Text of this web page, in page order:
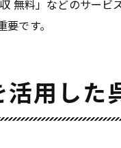
無料」などのサービ
です。
活用した